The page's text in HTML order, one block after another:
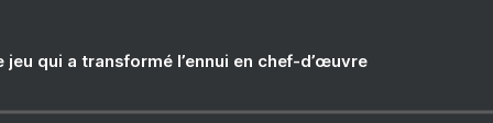
jeu qui a transformé l’ennui en chef-d’œuvre